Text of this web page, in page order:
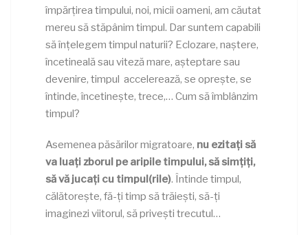
împărțirea timpului, noi, micii oameni, am căutat
mereu să stăpânim timpul. Dar suntem capabili
să înțelegem timpul naturii? Eclozare, naștere,
încetineală sau viteză mare, așteptare sau
devenire, timpul accelerează, se oprește, se
întinde, încetinește, trece,… Cum să îmblânzim
timpul?
Asemenea păsărilor migratoare, nu ezitați să
va luați zborul pe aripile timpului, să simțiți,
să vă jucați cu timpul(rile). Întinde timpul,
călătorește, fă-ți timp să trăiești, să-ți
imaginezi viitorul, să privești trecutul…